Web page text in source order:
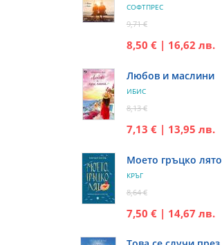
СОФТПРЕС
9,71 €
8,50 € | 16,62 лв.
Любов и маслини
ИБИС
8,13 €
7,13 € | 13,95 лв.
Моето гръцко лято
КРЪГ
8,64 €
7,50 € | 14,67 лв.